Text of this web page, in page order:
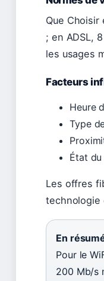
Que
; en ADSL,
les usages
Facteurs
Heure
Type
État
Les offres
technologie
En
Pour le
200 Mb/s